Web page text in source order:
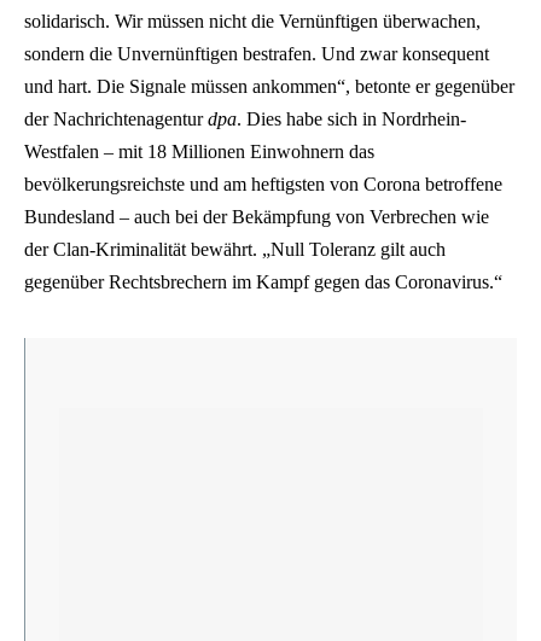
solidarisch. Wir müssen nicht die Vernünftigen überwachen,
sondern die Unvernünftigen bestrafen. Und zwar konsequent
und hart. Die Signale müssen ankommen“, betonte er gegenüber
der Nachrichtenagenturdpa. Dies habe sich in Nordrhein-
Westfalen – mit 18 Millionen Einwohnern das
bevölkerungsreichste und am heftigsten von Corona betroffene
Bundesland – auch bei der Bekämpfung von Verbrechen wie
der Clan-Kriminalität bewährt. „Null Toleranz gilt auch
gegenüber Rechtsbrechern im Kampf gegen das Coronavirus.“